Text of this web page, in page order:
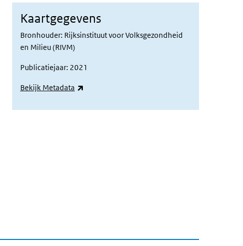
Kaartgegevens
Bronhouder: Rijksinstituut voor Volksgezondheid
en Milieu (RIVM)
Publicatiejaar: 2021
Bekijk Metadata